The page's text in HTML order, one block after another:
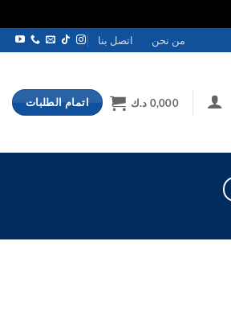
من نحن اتصل بنا
0,000 د.ك اتمام الطلبات